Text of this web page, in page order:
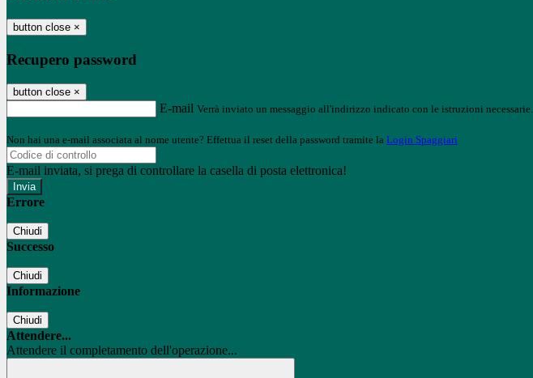
button close ×
Recupero password
button close ×
E-mail Verrà inviato un messaggio all'indirizzo indicato con le istruzioni necessarie.
Non hai una e-mail associata al nome utente? Effettua il reset della password tramite la Login Spaggiari
E-mail inviata, si prega di controllare la casella di posta elettronica!
Errore
Chiudi
Successo
Chiudi
Informazione
Chiudi
Attendere...
Attendere il completamento dell'operazione...